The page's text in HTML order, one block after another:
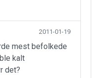
2011-01-19
mest befolkede
kalt
det?